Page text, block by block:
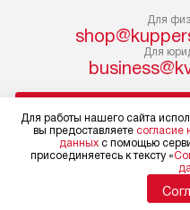
учитывать, что если
прибора не позволяют
через дверной проем,
транспортной службы не
демонтировать дверцы,
другие выступающие
как это может привести
в гарантийном ремонте
Перед заказом
сможете переместить
Для
Для
Политика
Для работы нашего сайта
вы предоставляете согласие
данных с помощью
присоединяетесь к тексту «